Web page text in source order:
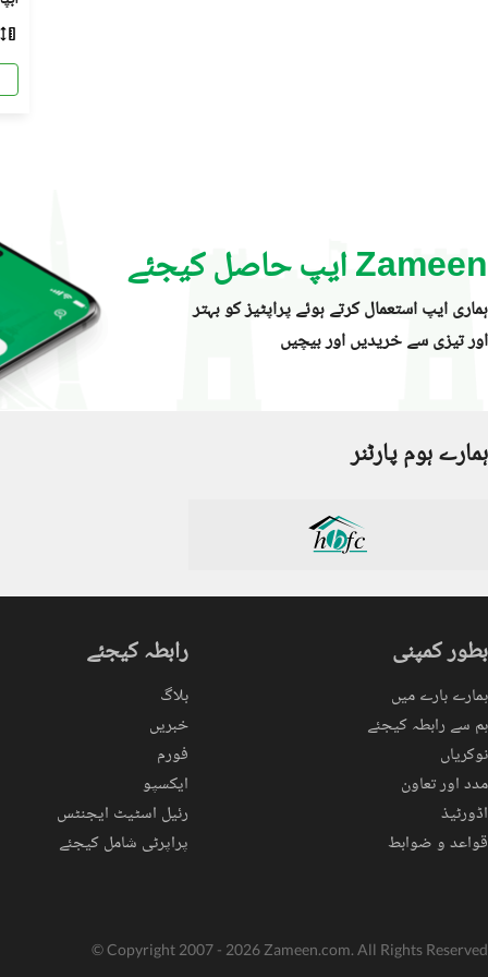
Zameen ایپ حاصل کیجئے
ہماری ایپ استعمال کرتے ہوئے پراپٹیز کو بہتر
اور تیزی سے خریدیں اور بیچیں
ہمارے ہوم پارٹنر
بطور کمپنی
ہمارے بارے میں
ہم سے رابطہ کیجئے
نوکریاں
مدد اور تعاون
اڈورٹیذ
قواعد و ضوابط
رابطہ کیجئے
بلاگ
خبریں
فورم
ایکسپو
رئیل اسٹیٹ ایجنٹس
پراپرٹی شامل کیجئے
© Copyright 2007 - 2026 Zameen.com. All Rights Reserved